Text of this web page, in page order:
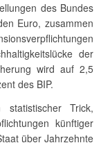
des Bundes
Euro, zusammen
der
wird auf 2,5
des BIP.
Trick,
künftiger
über Jahrzehnte